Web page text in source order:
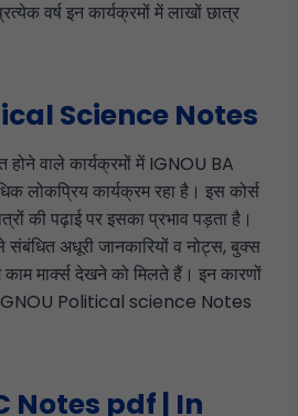
वर्ष इन कार्यक्रमों में लाखों छात्र
Science Notes
वाले कार्यक्रमों में IGNOU BA
कार्यक्रम रहा है। इस कोर्स
की पढ़ाई पर इसका प्रभाव पड़ता है।
अधूरी जानकारियों व नोट्स, बुक्स
काम मार्क्स देखने को मिलते हैं। इन कारणों
Political science Notes
Notes pdf | In